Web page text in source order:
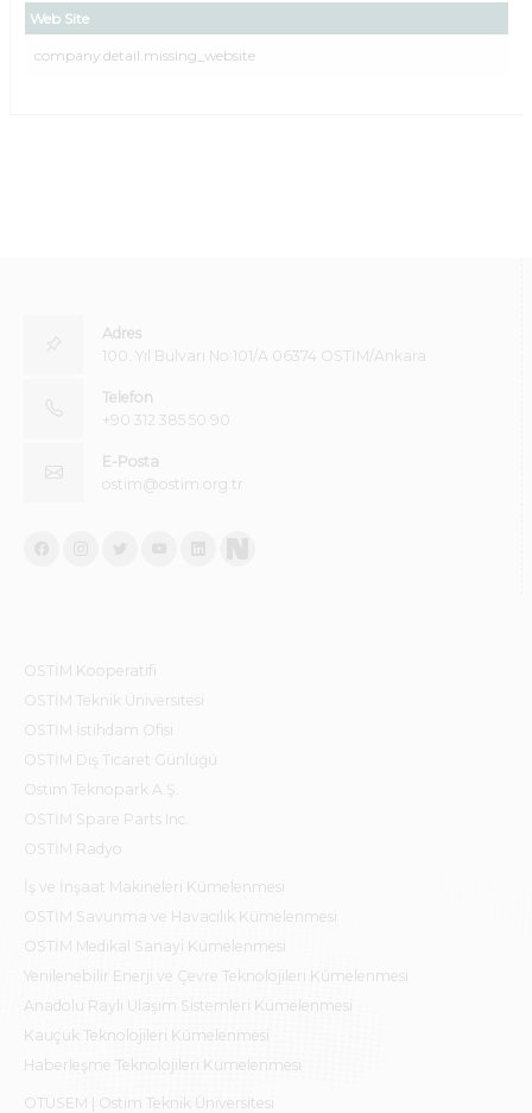
Web Site
company.detail.missing_website
Adres
100. Yıl Bulvarı No:101/A 06374 OSTİM/Ankara
Telefon
+90 312 385 50 90
E-Posta
ostim@ostim.org.tr
OSTİM Kooperatifi
OSTİM Teknik Üniversitesi
OSTİM İstihdam Ofisi
OSTİM Dış Ticaret Günlüğü
Ostim Teknopark A.Ş.
OSTİM Spare Parts Inc.
OSTİM Radyo
İş ve İnşaat Makineleri Kümelenmesi
OSTİM Savunma ve Havacılık Kümelenmesi
OSTİM Medikal Sanayi Kümelenmesi
Yenilenebilir Enerji ve Çevre Teknolojileri Kümelenmesi
Anadolu Raylı Ulaşım Sistemleri Kümelenmesi
Kauçuk Teknolojileri Kümelenmesi
Haberleşme Teknolojileri Kümelenmesi
OTÜSEM | Ostim Teknik Üniversitesi